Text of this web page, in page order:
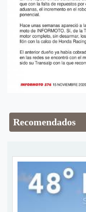
Recomendados